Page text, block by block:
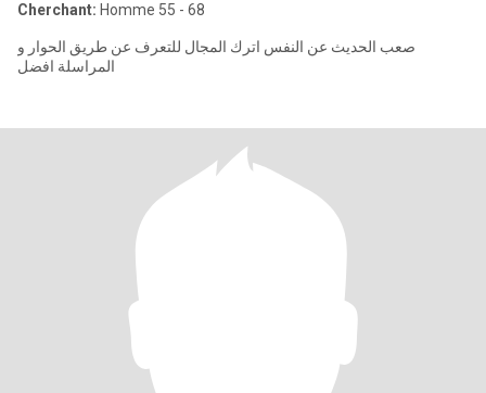
Cherchant: Homme 55 - 68
صعب الحديث عن النفس اترك المجال للتعرف عن طريق الحوار و
المراسلة افضل